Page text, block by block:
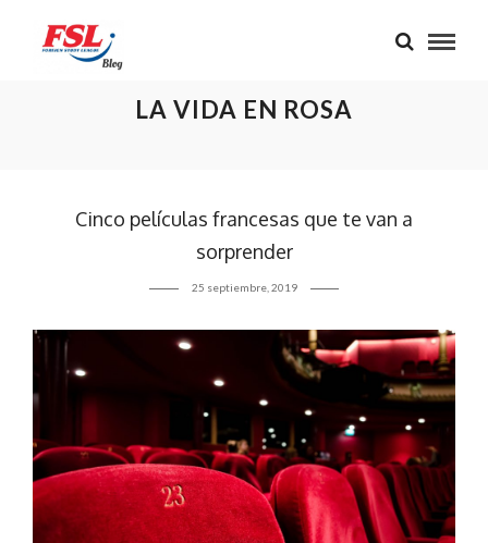
LA VIDA EN ROSA
Cinco películas francesas que te van a
sorprender
25 septiembre, 2019